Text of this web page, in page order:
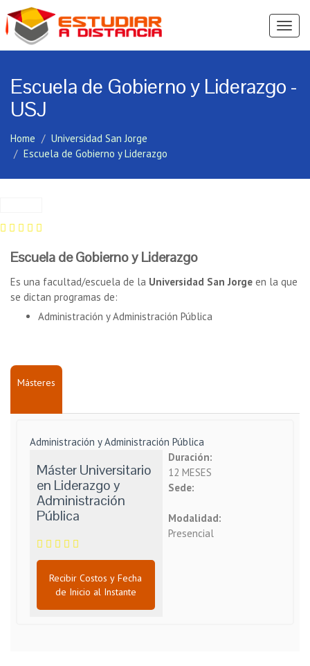
Ver
Escuela de Gobierno y Liderazgo -
USJ
Home
Universidad San Jorge
Escuela de Gobierno y Liderazgo
Escuela de Gobierno y Liderazgo
Es una facultad/escuela de la Universidad San Jorge en la que
se dictan programas de:
Administración y Administración Pública
Másteres
Administración y Administración Pública
Máster Universitario
en Liderazgo y
Administración
Pública
Recibir Costos y Fecha
de Inicio al Instante
Duración:
12 MESES
Sede:
Modalidad:
Presencial